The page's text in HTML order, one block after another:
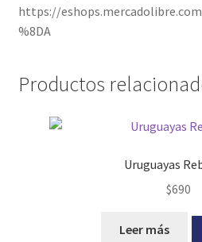
https://
%8DA
Productos
Uruguayas
$690
Leer más